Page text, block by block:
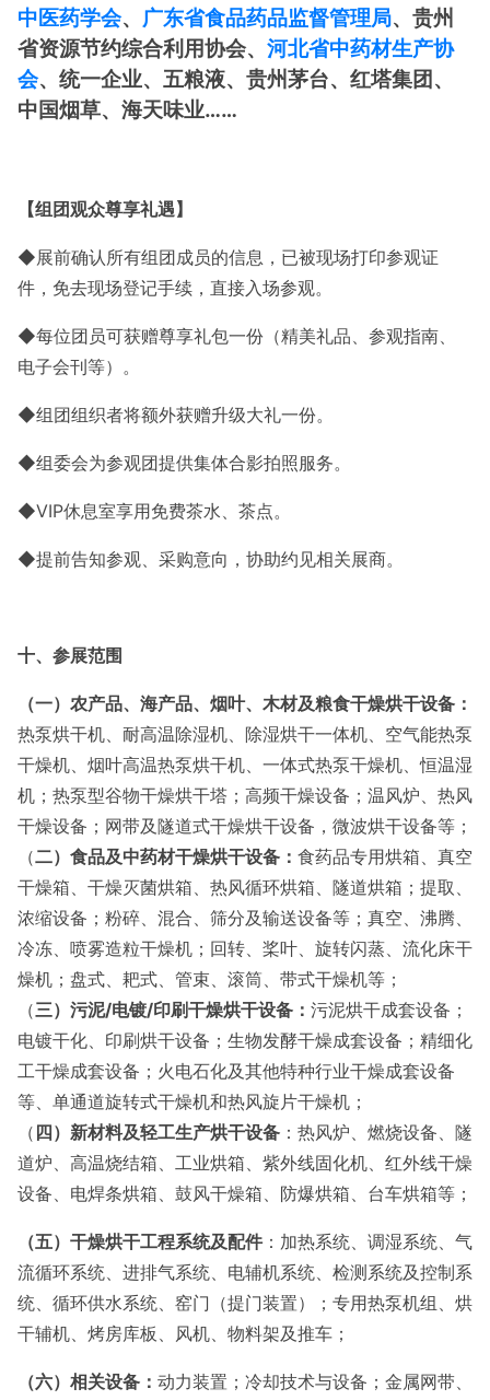
中医药学会、 广东省食品药品监督管理局、贵州
省资源节约综合利用协会、 河北省中药材生产协
会、统一企业、五粮液、贵州茅台、红塔集团、
中国烟草、海天味业……
【组团观众尊享礼遇】
◆展前确认所有组团成员的信息，已被现场打印参观证
件，免去现场登记手续，直接入场参观。
◆每位团员可获赠尊享礼包一份（精美礼品、参观指南、
电子会刊等）。
◆组团组织者将额外获赠升级大礼一份。
◆组委会为参观团提供集体合影拍照服务。
◆VIP休息室享用免费茶水、茶点。
◆提前告知参观、采购意向，协助约见相关展商。
十、参展范围
（一） 农产品、海产品、烟叶、木材及粮食干燥烘干设备：
热泵烘干机、耐高温除湿机、除湿烘干一体机、空气能热泵
干燥机、烟叶高温热泵烘干机、一体式热泵干燥机、恒温湿
机；热泵型谷物干燥烘干塔；高频干燥设备；温风炉、热风
干燥设备；网带及隧道式干燥烘干设备，微波烘干设备等；
（二）食品及中药材干燥烘干设备： 食药品专用烘箱、真空
干燥箱、干燥灭菌烘箱、热风循环烘箱、隧道烘箱；提取、
浓缩设备；粉碎、混合、筛分及输送设备等；真空、沸腾、
冷冻、喷雾造粒干燥机；回转、桨叶、旋转闪蒸、流化床干
燥机；盘式、耙式、管束、滚筒、带式干燥机等；
（三）污泥/电镀/印刷干燥烘干设备： 污泥烘干成套设备；
电镀干化、印刷烘干设备；生物发酵干燥成套设备；精细化
工干燥成套设备；火电石化及其他特种行业干燥成套设备
等、单通道旋转式干燥机和热风旋片干燥机；
（ 四）新材料及轻工生产烘干设备 ：热风炉、燃烧设备、隧
道炉、高温烧结箱、工业烘箱、紫外线固化机、红外线干燥
设备、电焊条烘箱、鼓风干燥箱、防爆烘箱、台车烘箱等；
（五） 干燥烘干工程系统及配件：加热系统、调湿系统、气
流循环系统、进排气系统、电辅机系统、检测系统及控制系
统、循环供水系统、窑门（提门装置）；专用热泵机组、烘
干辅机、烤房库板、风机、物料架及推车；
（六）相关设备： 动力装置；冷却技术与设备；金属网带、